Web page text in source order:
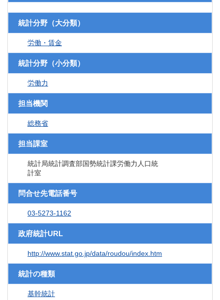
統計分野（大分類）
労働・賃金
統計分野（小分類）
労働力
担当機関
総務省
担当課室
統計局統計調査部国勢統計課労働力人口統
計室
問合せ先電話番号
03-5273-1162
政府統計URL
http://www.stat.go.jp/data/roudou/index.htm
統計の種類
基幹統計